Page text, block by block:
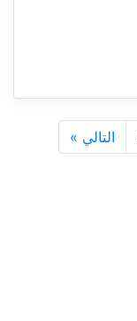
التالي »